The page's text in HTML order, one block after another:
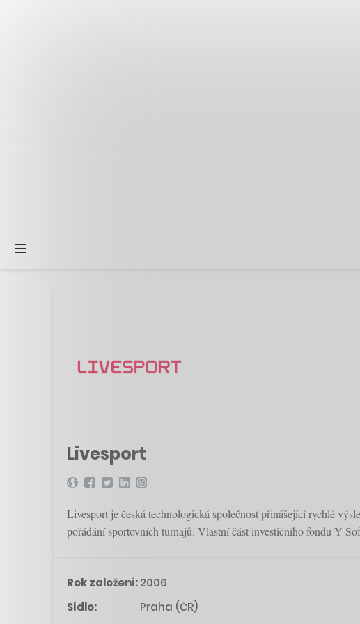
Livesport
Livesport je česká technologická společnost přinášející rychlé
pořádání sportovních turnajů. Vlastní část investičního fondu Y
Rok založení: 2006
Sídlo:
Praha (ČR)